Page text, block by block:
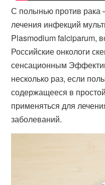
С полынью против
лечения инфекций
Plasmodium falciparum,
Российские онкологи
сенсационным
несколько раз, если
содержащееся в
применяться для
заболеваний.